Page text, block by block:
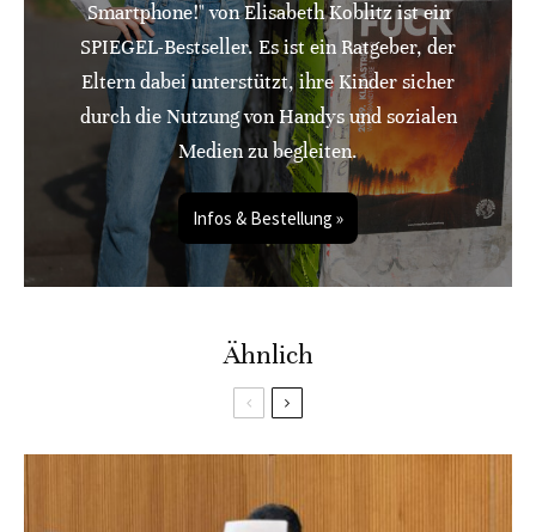
Smartphone!" von Elisabeth Koblitz ist ein
SPIEGEL-Bestseller. Es ist ein Ratgeber, der
Eltern dabei unterstützt, ihre Kinder sicher
durch die Nutzung von Handys und sozialen
Medien zu begleiten.
Infos & Bestellung »
Ähnlich